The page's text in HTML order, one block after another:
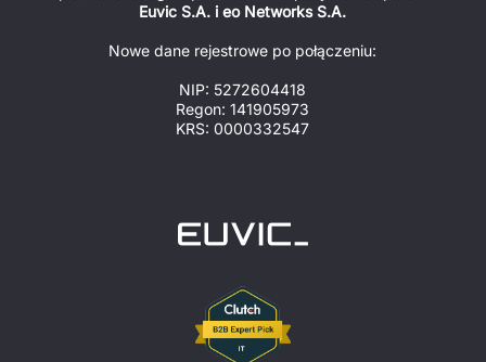
Euvic S.A. i eo Networks S.A.
Nowe dane rejestrowe po połączeniu:
NIP: 5272604418
Regon: 141905973
KRS: 0000332547